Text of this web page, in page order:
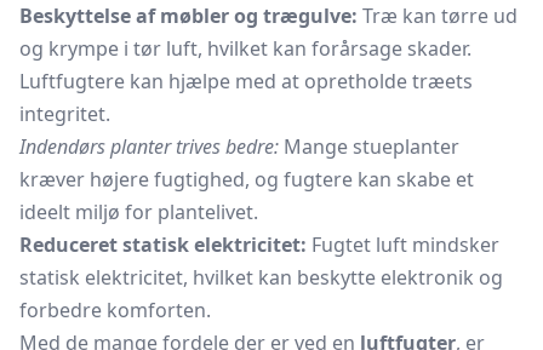
Beskyttelse af møbler og trægulve: Træ kan tørre ud
og krympe i tør luft, hvilket kan forårsage skader.
Luftfugtere kan hjælpe med at opretholde træets
integritet.
Indendørs planter trives bedre: Mange stueplanter
kræver højere fugtighed, og fugtere kan skabe et
ideelt miljø for plantelivet.
Reduceret statisk elektricitet: Fugtet luft mindsker
statisk elektricitet, hvilket kan beskytte elektronik og
forbedre komforten.
Med de mange fordele der er ved en luftfugter, er